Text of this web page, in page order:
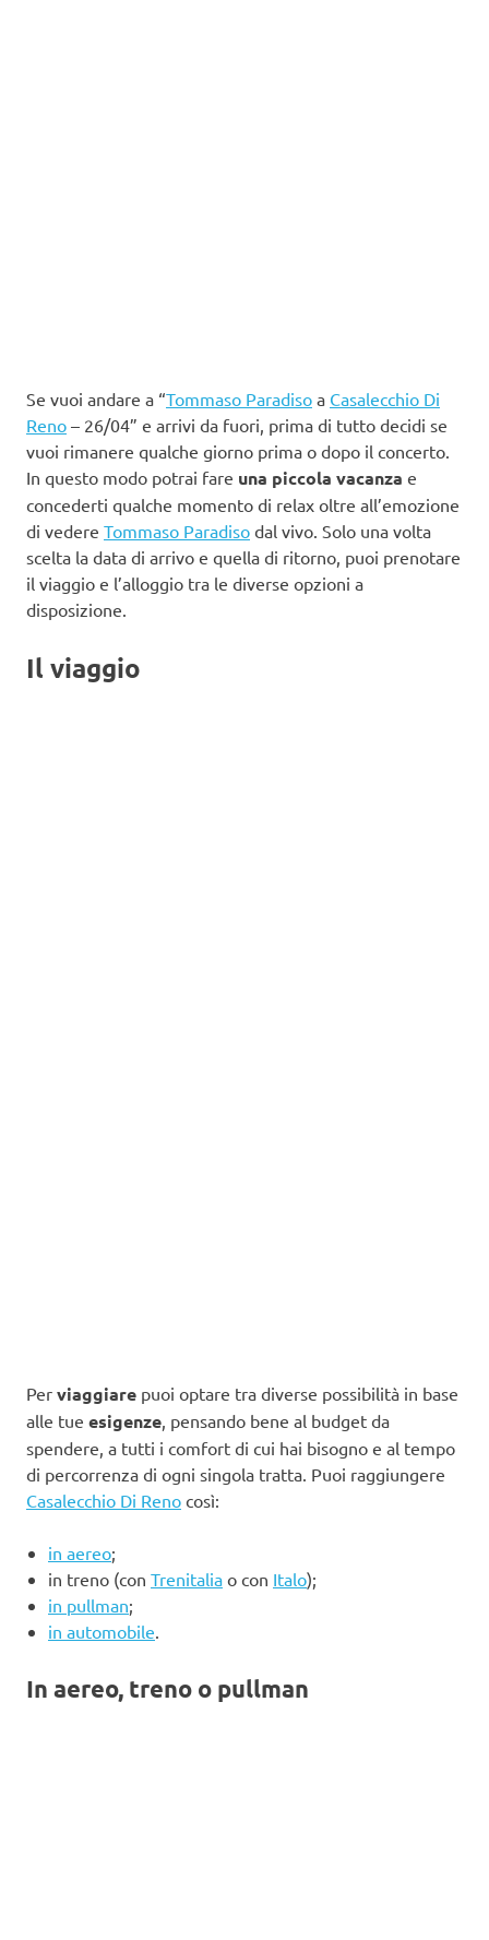
Se vuoi andare a “Tommaso Paradiso a Casalecchio Di
Reno – 26/04” e arrivi da fuori, prima di tutto decidi se
vuoi rimanere qualche giorno prima o dopo il concerto.
In questo modo potrai fare una piccola vacanza e
concederti qualche momento di relax oltre all’emozione
di vedere Tommaso Paradiso dal vivo. Solo una volta
scelta la data di arrivo e quella di ritorno, puoi prenotare
il viaggio e l’alloggio tra le diverse opzioni a
disposizione.
Il viaggio
Per viaggiare puoi optare tra diverse possibilità in base
alle tue esigenze , pensando bene al budget da
spendere, a tutti i comfort di cui hai bisogno e al tempo
di percorrenza di ogni singola tratta. Puoi raggiungere
Casalecchio Di Reno così:
in aereo;
in treno (con Trenitalia o con Italo);
in pullman;
in automobile
In aereo, treno o pullman